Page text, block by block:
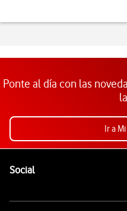
Ponte al día con las
Ir a
SocialEnlaces a las redes